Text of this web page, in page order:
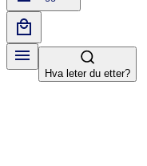
Hva leter du etter?